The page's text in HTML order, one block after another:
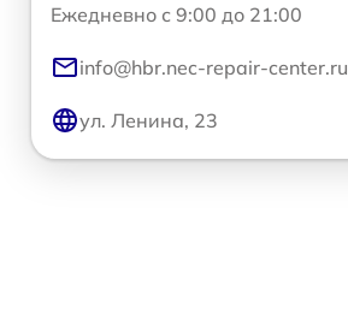
Ежедневно с 9:00 до 21:00
info@hbr.nec-repair-center.ru
ул. Ленина, 23